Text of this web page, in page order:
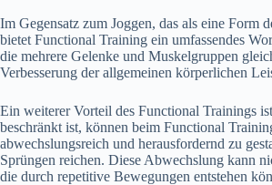
Im Gegensatz zum Joggen, das als eine Form
bietet Functional Training ein umfassendes
die mehrere Gelenke und Muskelgruppen
Verbesserung der allgemeinen körperlichen
Ein weiterer Vorteil des Functional Trainings
beschränkt ist, können beim Functional
abwechslungsreich und herausfordernd zu
Sprüngen reichen. Diese Abwechslung kann
die durch repetitive Bewegungen entstehen